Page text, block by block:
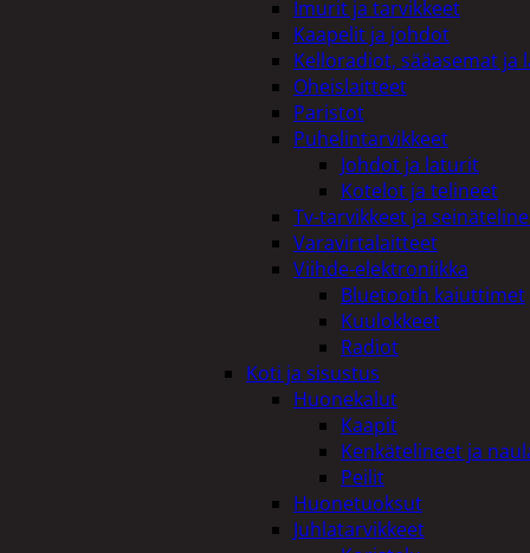
Imurit ja tarvikkeet
Kaapelit ja johdot
Kelloradiot, sääasemat
Oheislaitteet
Paristot
Puhelintarvikkeet
Johdot ja laturit
Kotelot ja telineet
Tv-tarvikkeet ja
Varavirtalaitteet
Viihde-elektroniikka
Bluetooth kaiuttimet
Kuulokkeet
Radiot
Koti ja sisustus
Huonekalut
Kaapit
Kenkätelineet ja
Peilit
Huonetuoksut
Juhlatarvikkeet